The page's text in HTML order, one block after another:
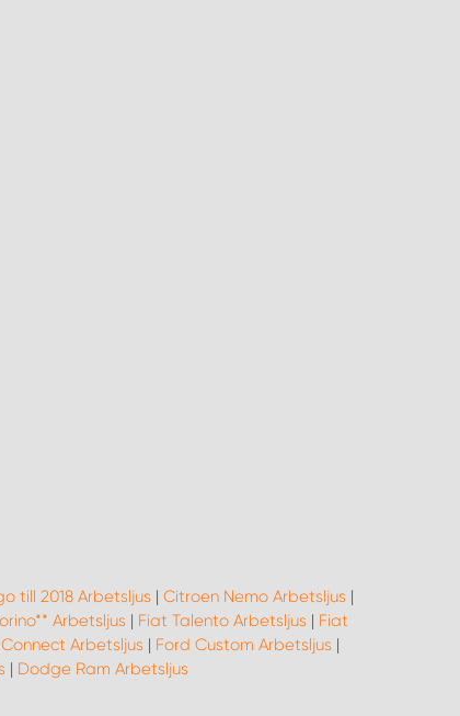
till 2018 Arbetsljus | Citroen Nemo Arbetsljus |
Arbetsljus | Fiat Talento Arbetsljus | Fiat
Arbetsljus | Ford Custom Arbetsljus |
| Dodge Ram Arbetsljus